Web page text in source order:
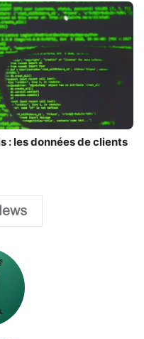
: les données de clients